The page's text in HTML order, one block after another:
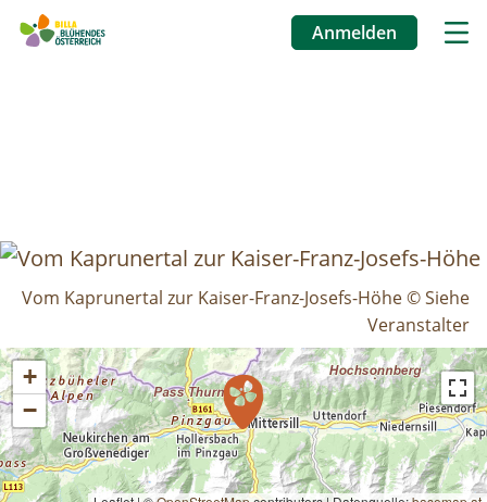
Anmelden
Vom Kaprunertal zur Kaiser-Franz-Josefs-Höhe © Siehe
Veranstalter
+
−